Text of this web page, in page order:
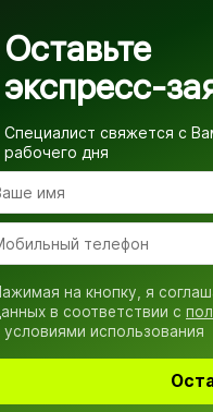
Оставьте
экспресс-
Специалист свяжется с
рабочего дня
на кнопку, я
в соответствии с
условиями использования